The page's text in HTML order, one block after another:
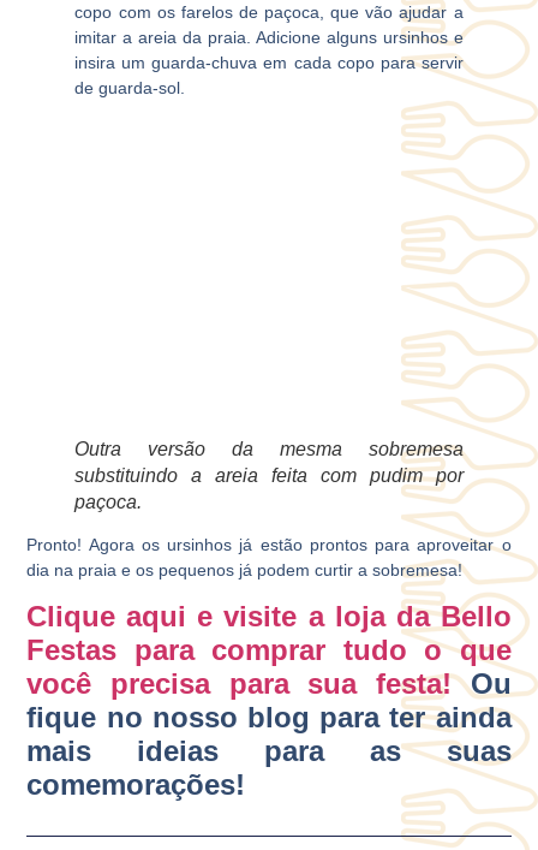
copo com os farelos de paçoca, que vão ajudar a
imitar a areia da praia. Adicione alguns ursinhos e
insira um guarda-chuva em cada copo para servir
de guarda-sol.
Outra versão da mesma sobremesa
substituindo a areia feita com pudim por
paçoca.
Pronto! Agora os ursinhos já estão prontos para aproveitar o
dia na praia e os pequenos já podem curtir a sobremesa!
Clique aqui e visite a loja da Bello
Festas para comprar tudo o que
você precisa para sua festa!Ou
fique no nosso blog para ter ainda
mais ideias para as suas
comemorações!